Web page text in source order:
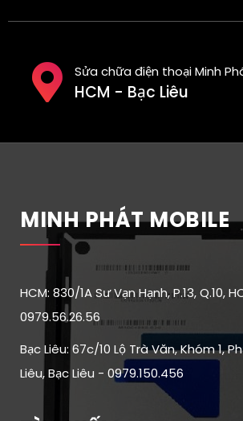
Sửa chữa điện thoại Minh
HCM - Bạc Liêu
MINH PHÁT MOBILE
HCM: 830/1A Sư Vạn Hạnh, P.13, Q.10,
0979.56.26.56
Bạc Liêu: 67c/10 Lộ Trà Văn, Khóm 1,
Liêu, Bạc Liêu - 0979.150.456